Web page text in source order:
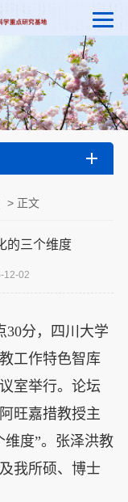
> 正文
的三个维度
12-02
30分，四川大学
工作特色智库
室举行。论坛
旺嘉措教授主
度”。张泽洪教
我所硕、博士